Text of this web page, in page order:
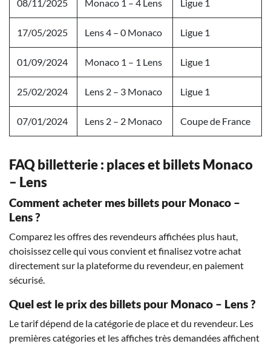
08/11/2025 Monaco 1 – 4 Lens Ligue 1
17/05/2025 Lens 4 – 0 Monaco Ligue 1
01/09/2024 Monaco 1 – 1 Lens Ligue 1
25/02/2024 Lens 2 – 3 Monaco Ligue 1
07/01/2024 Lens 2 – 2 Monaco Coupe de France
FAQ billetterie : places et billets Monaco
– Lens
Comment acheter mes billets pour Monaco –
Lens ?
Comparez les offres des revendeurs affichées plus haut,
choisissez celle qui vous convient et finalisez votre achat
directement sur la plateforme du revendeur, en paiement
sécurisé.
Quel est le prix des billets pour Monaco – Lens ?
Le tarif dépend de la catégorie de place et du revendeur. Les
premières catégories et les affiches très demandées affichent